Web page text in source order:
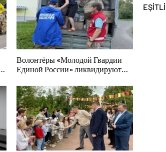
Волонтёры «Молодой Гвардии
Единой России» ликвидируют
Дальнем Востоке